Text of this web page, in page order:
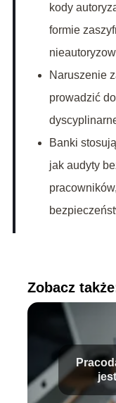
kody
formie
Naruszenie
prowadzić
Banki
jak audyty
Zobacz